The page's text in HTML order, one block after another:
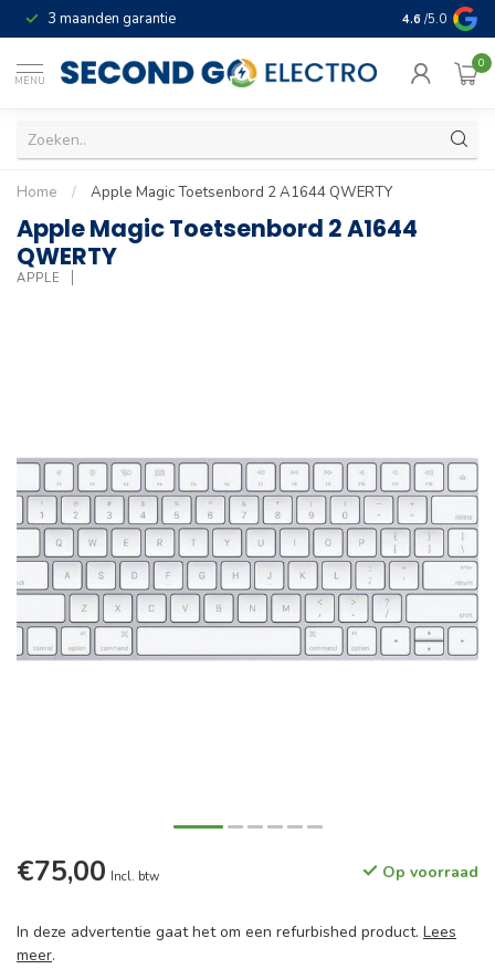
3 maanden garantie Geld terug
4.6 /5.0
MENU
0
Home / Apple Magic Toetsenbord 2 A1644 QWERTY
Apple Magic Toetsenbord 2 A1644
QWERTY
APPLE
€75,00 Incl. btw Op voorraad
In deze advertentie gaat het om een refurbished product. Lees
meer.